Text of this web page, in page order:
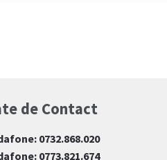
de Contact
0732.868.020
0773.821.674